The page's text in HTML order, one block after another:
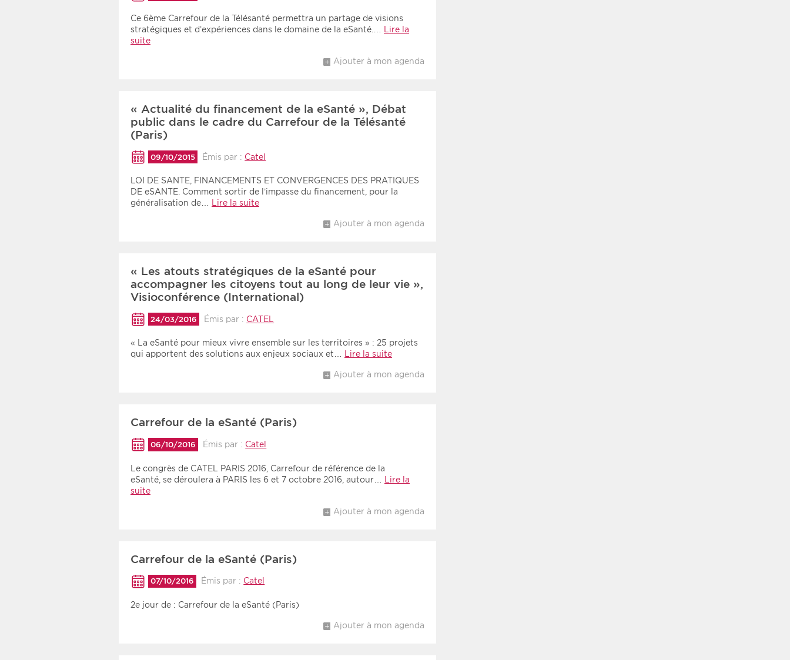
Ce 6ème Carrefour de la Télésanté permettra un partage de visions
stratégiques et d’expériences dans le domaine de la eSanté.…
Lire la
suite
Ajouter à mon agenda
« Actualité du financement de la eSanté », Débat
public dans le cadre du Carrefour de la Télésanté
(Paris)
09/10/2015 Émis par : Catel
LOI DE SANTE, FINANCEMENTS ET CONVERGENCES DES PRATIQUES
DE eSANTE. Comment sortir de l’impasse du financement, pour la
généralisation de…
Lire la suite
Ajouter à mon agenda
« Les atouts stratégiques de la eSanté pour
accompagner les citoyens tout au long de leur vie »,
Visioconférence (International)
24/03/2016 Émis par : CATEL
« La eSanté pour mieux vivre ensemble sur les territoires » : 25 projets
qui apportent des solutions aux enjeux sociaux et… Lire la suite
Ajouter à mon agenda
Carrefour de la eSanté (Paris)
06/10/2016 Émis par : Catel
Le congrès de CATEL PARIS 2016, Carrefour de référence de la
eSanté, se déroulera à PARIS les 6 et 7 octobre 2016, autour…
Lire la
suite
Ajouter à mon agenda
Carrefour de la eSanté (Paris)
07/10/2016 Émis par : Catel
2e jour de : Carrefour de la eSanté (Paris)
Ajouter à mon agenda